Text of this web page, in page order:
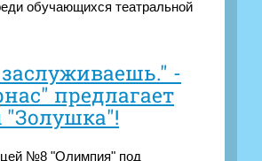
обучающихся театральной
-
предлагает
№8 "Олимпия" под